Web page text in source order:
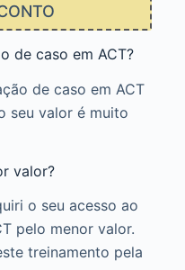
de caso em ACT?
de caso em ACT
seu valor é muito
valor?
o seu acesso ao
pelo menor valor.
treinamento pela